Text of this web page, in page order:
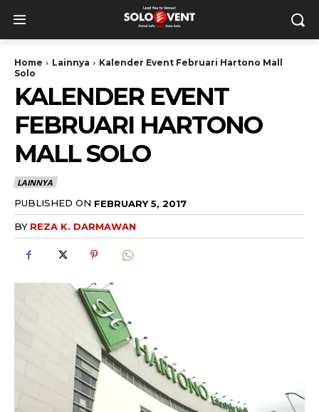
Home Lainnya
Kalender Event Februari Hartono Mall
Solo
KALENDER EVENT
FEBRUARI HARTONO
MALL SOLO
LAINNYA
PUBLISHED ON FEBRUARY 5, 2017
BY REZA K. DARMAWAN